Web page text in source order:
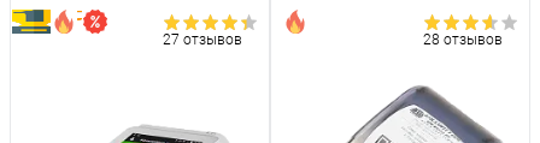
27 отзывов 28 отзывов